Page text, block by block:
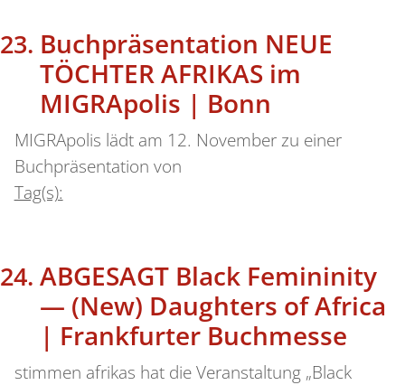
Buchpräsentation NEUE
TÖCHTER AFRIKAS im
MIGRApolis | Bonn
MIGRApolis lädt am 12. November zu einer
Buchpräsentation von
Tag(s):
ABGESAGT Black Femininity
— (New) Daughters of Africa
| Frankfurter Buchmesse
stimmen afrikas hat die Veranstaltung „Black